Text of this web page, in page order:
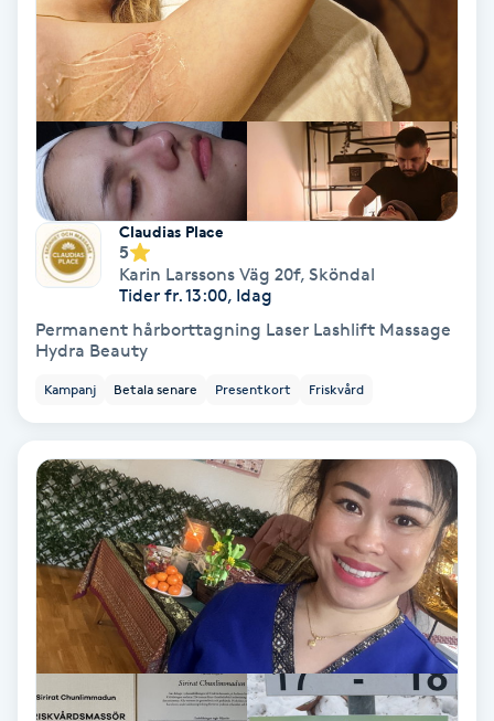
Färgning
Föning
Gel naglar
Gelenaglar
Gellack med förstärkning
Gravidmassage
Gravidyoga
Gruppträning
Gua Sha-massage
Hatha Yoga
Claudias Place
5
Karin Larssons Väg 20f, Sköndal
Tider fr. 13:00, Idag
Permanent hårborttagning Laser Lashlift Massage
Hydra Beauty
Kampanj Betala senare Presentkort Friskvård